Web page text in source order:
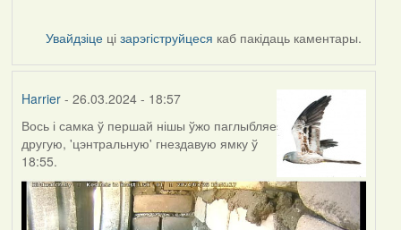
Увайдзіце цізарэгіструйцеся каб пакідаць каментары.
Harrier- 26.03.2024 - 18:57
Вось і самка ў першай нішы ўжо паглыбляе
другую, 'цэнтральную' гнездавую ямку ў
18:55.